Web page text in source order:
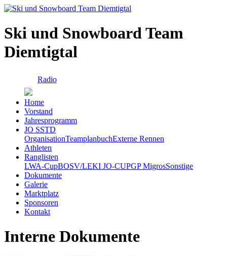
Ski und Snowboard Team
Diemtigtal
Radio
Home
Vorstand
Jahresprogramm
JO SSTD
OrganisationTeamplanbuchExterne Rennen
Athleten
Ranglisten
LWA-CupBOSV/LEKI JO-CUPGP MigrosSonstige
Dokumente
Galerie
Marktplatz
Sponsoren
Kontakt
Interne Dokumente